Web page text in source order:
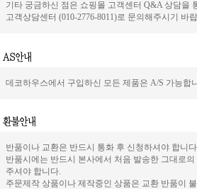
기타 궁금하신 점은 쇼핑몰 고객센터 Q&A 상담을
고객상담센터 (010-2776-8011)로 문의해주시기 바
데코하우스에서 구입하신 모든 제품은 A/S 가능합
반품이나 교환은 반드시 통화 후 신청하셔야 합니
반품시에는 반드시 본사에서 처음 발송한 그대로
주셔야 합니다.
주문제작 상품이나 제작중인 상품은 교환 반품이